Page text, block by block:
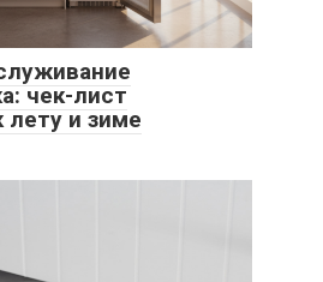
чек-лист
лету и зиме